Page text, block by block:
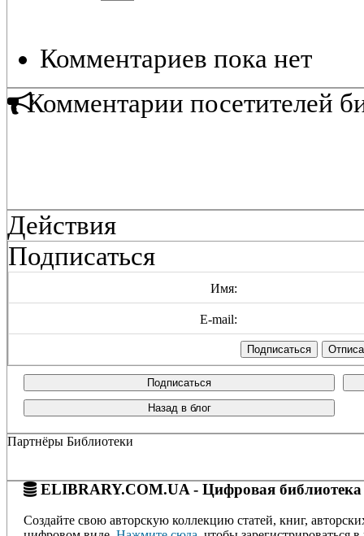
Комментариев пока нет
Комментарии посетителей
Действия
Подписаться
Имя:
E-mail:
Подписаться
Назад в блог
Партнёры Библиотеки
ELIBRARY.COM.UA - Цифровая библиотека
Создайте свою авторскую коллекцию статей, книг,